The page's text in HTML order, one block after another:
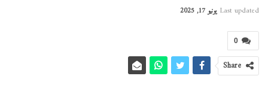
Last updated يونيو 17, 2025
0
Share